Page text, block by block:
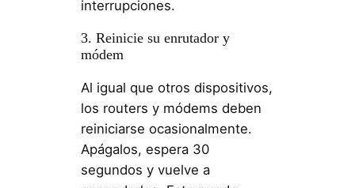
interrupciones.
3. Reinicie su enrutador y
módem
Al igual que otros dispositivos,
los routers y módems deben
reiniciarse ocasionalmente.
Apágalos, espera 30
segundos y vuelve a